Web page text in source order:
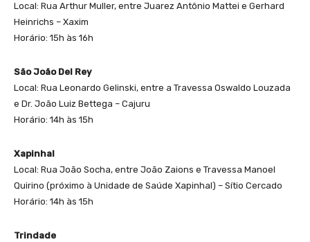
Local: Rua Arthur Muller, entre Juarez Antônio Mattei e Gerhard
Heinrichs – Xaxim
Horário: 15h às 16h
São João Del Rey
Local: Rua Leonardo Gelinski, entre a Travessa Oswaldo Louzada
e Dr. João Luiz Bettega – Cajuru
Horário: 14h às 15h
Xapinhal
Local: Rua João Socha, entre João Zaions e Travessa Manoel
Quirino (próximo à Unidade de Saúde Xapinhal) – Sítio Cercado
Horário: 14h às 15h
Trindade